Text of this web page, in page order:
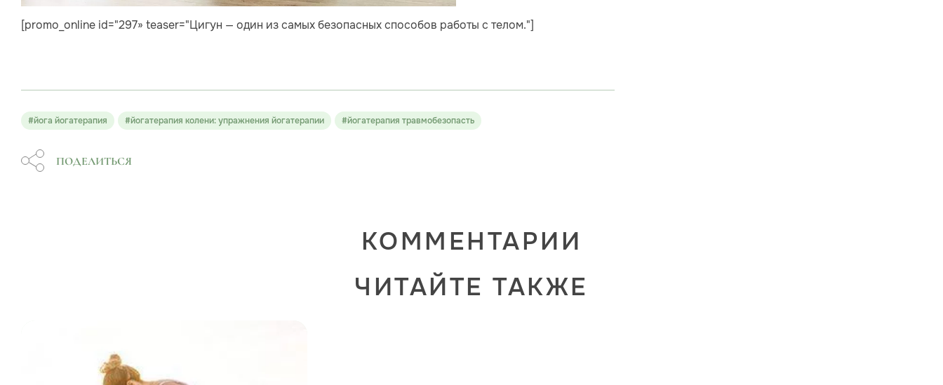
[promo_online id="297» teaser="Цигун — один из самых безопасных способов работы с телом."]
#йога йогатерапия #йогатерапия колени: упражнения йогатерапии #йогатерапия травмобезопасть
ПОДЕЛИТЬСЯ
КОММЕНТАРИИ
ЧИТАЙТЕ ТАКЖЕ